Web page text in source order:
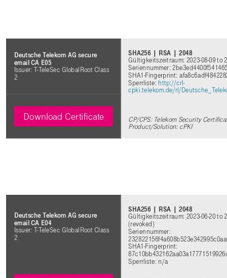
Deutsche Telekom AG secure
email CA E05
Issuer: T-TeleSec GlobalRoot Class
2
SHA256 | RSA | 2048
Gültigkeitszeitraum: 2023-08-09 to
Seriennummer:
SHA1-Fingerprint:
Sperrliste: http://crl-
cpki.telekom.de/rl/
CP/CPS: Telekom Security
Product/Solution: cPKI
Download Certificate
Deutsche Telekom AG secure
email CA E04
Issuer: T-TeleSec GlobalRoot Class
2
SHA256 | RSA | 2048
Gültigkeitszeitraum: 2023-06-20 to
(revoked)
Seriennummer:
SHA1-Fingerprint:
Sperrliste: n/a